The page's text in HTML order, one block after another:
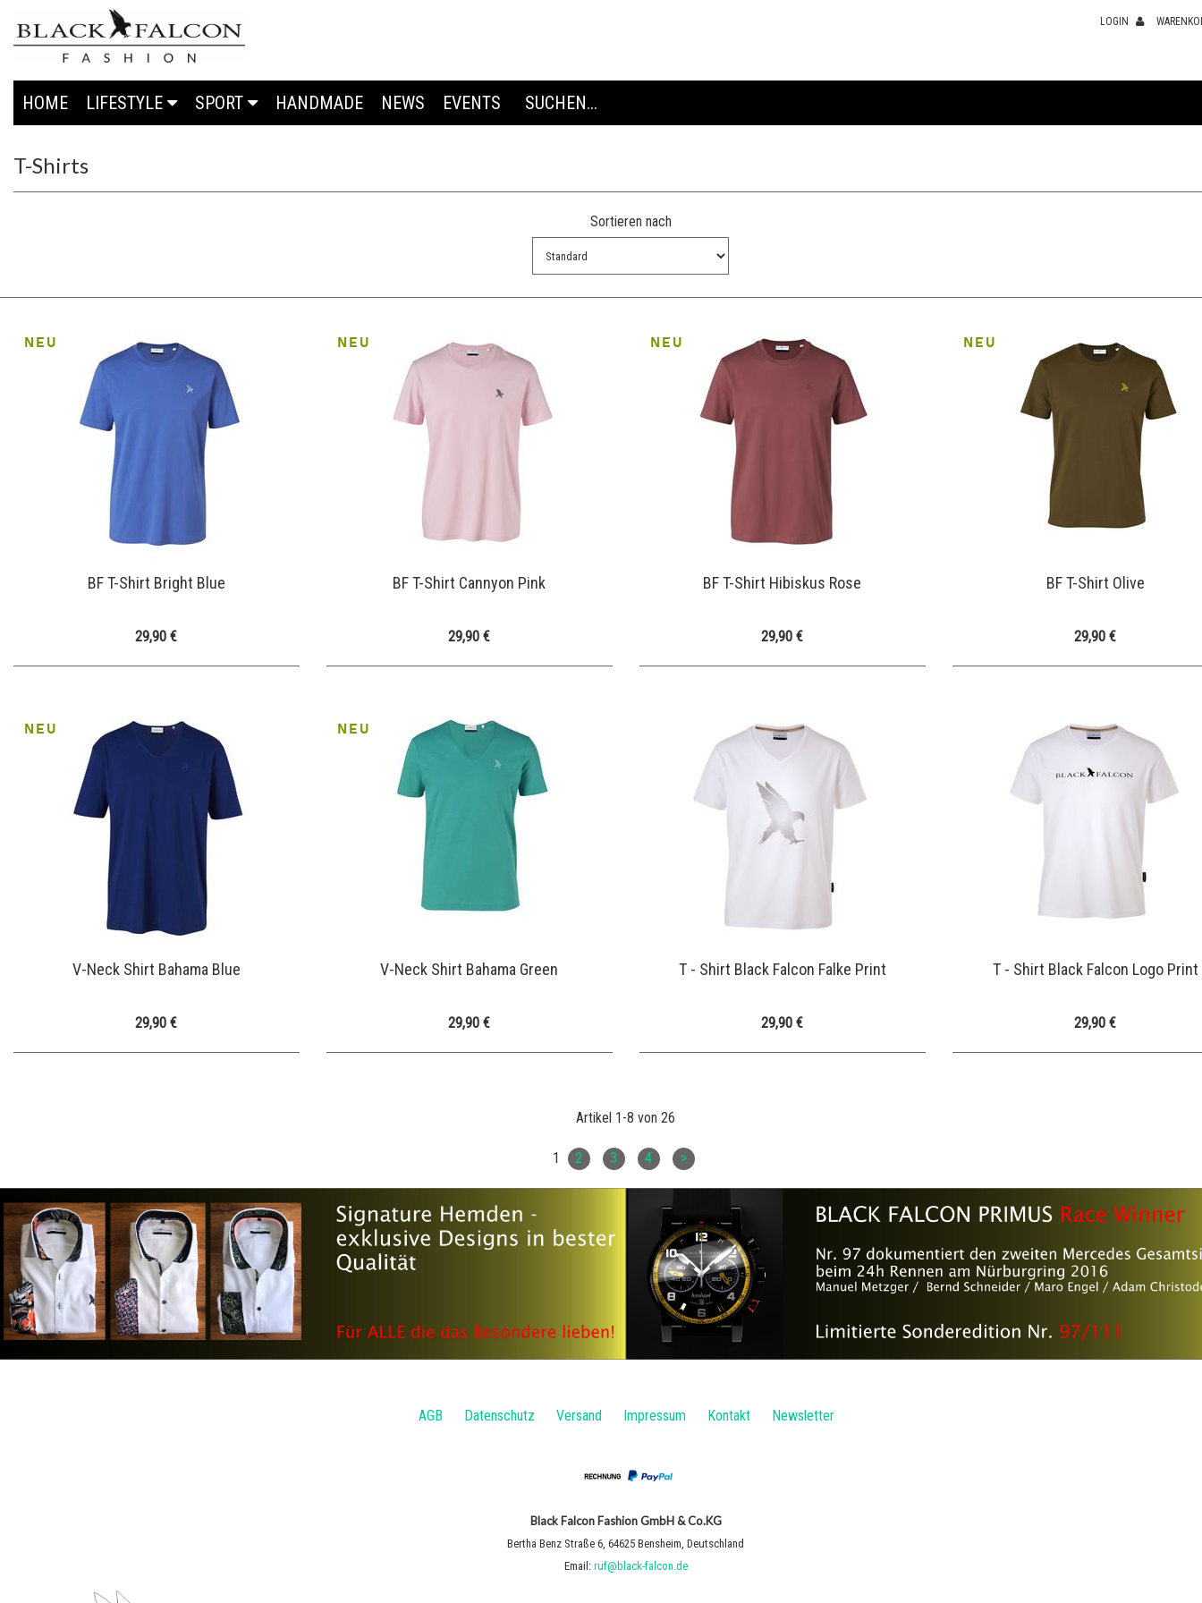
LOGIN
HOME LIFESTYLE SPORT HANDMADE NEWS EVENTS
T-Shirts
Sortieren nach
BF T-Shirt Bright Blue
29,90 €
BF T-Shirt Cannyon Pink
29,90 €
BF T-Shirt Hibiskus Rose
29,90 €
BF T-Shirt Olive
29,90 €
V-Neck Shirt Bahama Blue
29,90 €
V-Neck Shirt Bahama Green
29,90 €
T - Shirt Black Falcon Falke Print
29,90 €
T - Shirt Black Falcon Logo Print
29,90 €
Artikel 1-8 von 26
1 2 3 4 >
AGB Datenschutz Versand Impressum Kontakt Newsletter
Black Falcon Fashion GmbH & Co.KG
Bertha Benz Straße 6 ,64625 Bensheim ,Deutschland
Email: ruf@black-falcon.de